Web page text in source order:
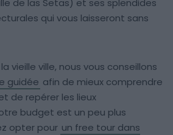
qui vous laisseront sans
vieille ville, nous vous conseillons
guidée afin de mieux comprendre
de repérer les lieux
budget est un peu plus
opter pour un free tour dans